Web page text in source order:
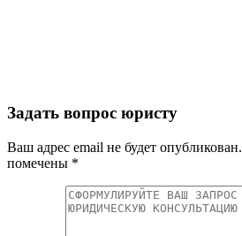
Задать вопрос юристу
Ваш адрес email не будет опубликован.
помечены *